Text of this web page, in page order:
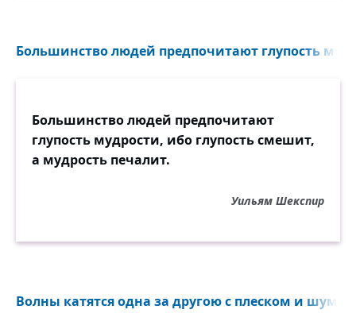
Большинство людей предпочитают глупость
Большинство людей предпочитают
глупость мудрости, ибо глупость смешит,
а мудрость печалит.
Уильям Шекспир
Волны катятся одна за другою с плеском и